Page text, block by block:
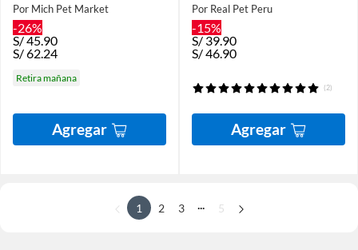
Por Mich Pet Market
-26%
S/45.90
S/62.24
Retira mañana
Agregar
Por Real Pet Peru
-15%
S/ 39.90
S/46.90
(2)
Agregar
1 2 3 ... 5